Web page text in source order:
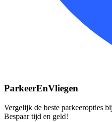
ParkeerEnVliegen
Vergelijk de beste parkeeropties
Bespaar tijd en geld!